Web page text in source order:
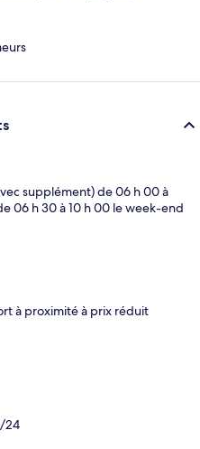
supplément) de 06 h 00 à
06 h 30 à 10 h 00 le week-end
à proximité à prix réduit
24